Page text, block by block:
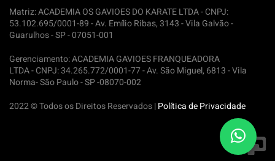
Matriz: ACADEMIA OS GAVIOES DO KARATE LTDA -CNPJ:
53.102.695/0001-89 - Av. Emílio Ribas, 3143 - Vila Galvão -
Guarulhos - SP - 07051-001
Gerenciamento: ACADEMIA GAVIOES FRANQUEADORA
LTDA -CNPJ: 34.265.772/0001-77 - Av. São Miguel, 6813 - Vila
Norma- São Paulo - SP -08070-002
2022 © Todos os Direitos Reservados |Política de Privacidade